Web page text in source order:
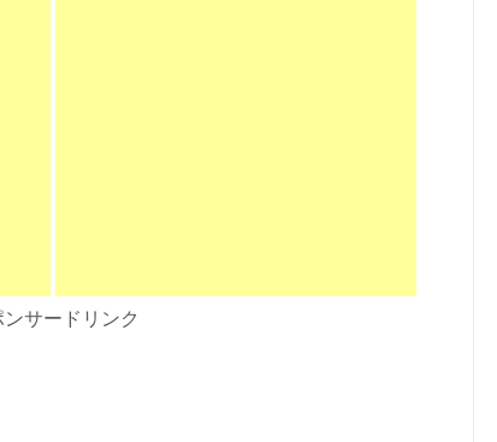
サードリンク